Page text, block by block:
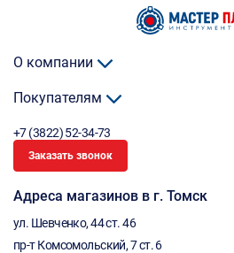
О компании
Покупателям
+7 (3822) 52-34-73
Заказать звонок
Адреса магазинов в г. Томск
ул. Шевченко, 44 ст. 46
пр-т Комсомольский, 7 ст. 6